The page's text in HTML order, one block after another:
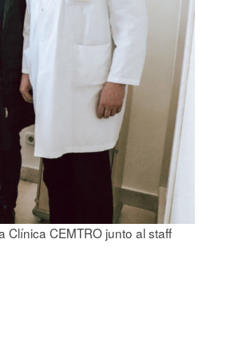
Clínica CEMTRO junto al staff